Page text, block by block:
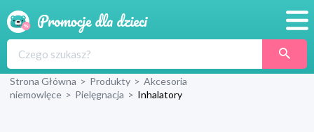
Produkty
Strona Główna > Produkty > Akcesoria
niemowlęce > Pielęgnacja > Inhalatory